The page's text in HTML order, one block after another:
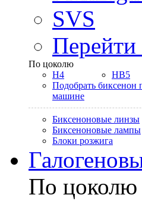
SVS
Перейти
По цоколю
H4
HB5
Подобрать биксенон
машине
Биксеноновые линзы
Биксеноновые лампы
Блоки розжига
По цоколю